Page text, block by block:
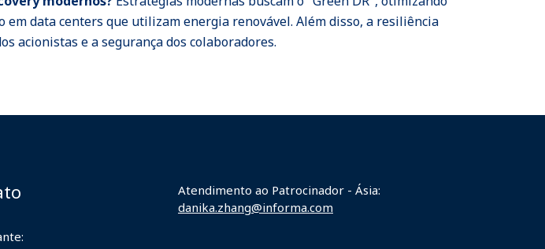
data centers que utilizam energia renovável. Além disso, a resiliência
acionistas e a segurança dos colaboradores.
Atendimento ao Patrocinador - Ásia:
danika.zhang@informa.com